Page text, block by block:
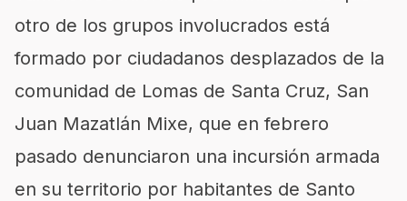
otro de los grupos involucrados está
formado por ciudadanos desplazados de la
comunidad de Lomas de Santa Cruz, San
Juan Mazatlán Mixe, que en febrero
pasado denunciaron una incursión armada
en su territorio por habitantes de Santo